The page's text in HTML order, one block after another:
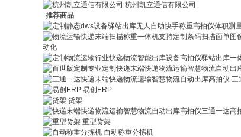
杭州凯立通信有限公司
推荐商品
动化
三
易创ERP
货架
重型货架
自动称重分拣机